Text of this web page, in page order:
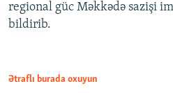
regional güc Məkkədə sazişi
bildirib.
Ətraflı burada oxuyun